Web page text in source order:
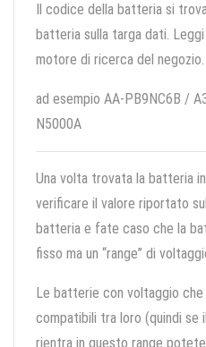
Il codice della batteria si
batteria sulla targa dati.
motore di ricerca del negozio.
ad esempio AA-PB9NC6B /
N5000A
Una volta trovata la batteria
verificare il valore riportato
batteria e fate caso che la
fisso ma un “range” di
Le batterie con voltaggio che
compatibili tra loro (quindi se
rientra in questo range